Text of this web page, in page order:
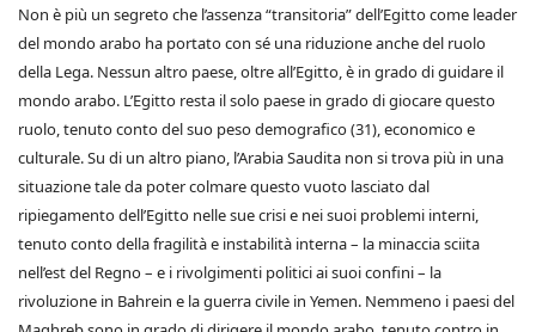
Non è più un segreto che l’assenza “transitoria” dell’Egitto come leader
del mondo arabo ha portato con sé una riduzione anche del ruolo
della Lega. Nessun altro paese, oltre all’Egitto, è in grado di guidare il
mondo arabo. L’Egitto resta il solo paese in grado di giocare questo
ruolo, tenuto conto del suo peso demografico (31), economico e
culturale. Su di un altro piano, l’Arabia Saudita non si trova più in una
situazione tale da poter colmare questo vuoto lasciato dal
ripiegamento dell’Egitto nelle sue crisi e nei suoi problemi interni,
tenuto conto della fragilità e instabilità interna – la minaccia sciita
nell’est del Regno – e i rivolgimenti politici ai suoi confini – la
rivoluzione in Bahrein e la guerra civile in Yemen. Nemmeno i paesi del